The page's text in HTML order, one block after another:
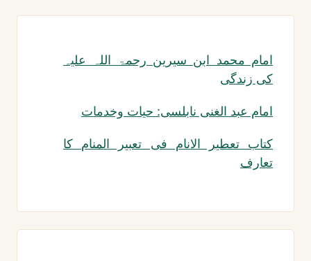
امام محمد ابن سیرین رحمۃ اللہ علیہ
کی زندگی
امام عبد الغنی نابلسی: حیات وخدمات
کتاب تعطیر الانام فی تعبیر المنام کا
تعارف